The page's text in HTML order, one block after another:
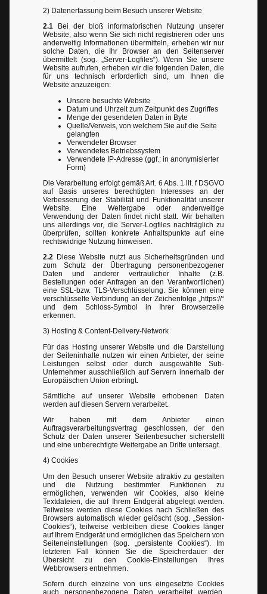
2) Datenerfassung beim Besuch unserer Website
2.1 Bei der bloß informatorischen Nutzung unserer
Website, also wenn Sie sich nicht registrieren oder uns
anderweitig Informationen übermitteln, erheben wir nur
solche Daten, die Ihr Browser an den Seitenserver
übermittelt (sog. „Server-Logfiles“). Wenn Sie unsere
Website aufrufen, erheben wir die folgenden Daten, die
für uns technisch erforderlich sind, um Ihnen die
Website anzuzeigen:
Unsere besuchte Website
Datum und Uhrzeit zum Zeitpunkt des Zugriffes
Menge der gesendeten Daten in Byte
Quelle/Verweis, von welchem Sie auf die Seite
gelangten
Verwendeter Browser
Verwendetes Betriebssystem
Verwendete IP-Adresse (ggf.: in anonymisierter
Form)
Die Verarbeitung erfolgt gemäß Art. 6 Abs. 1 lit. f DSGVO
auf Basis unseres berechtigten Interesses an der
Verbesserung der Stabilität und Funktionalität unserer
Website. Eine Weitergabe oder anderweitige
Verwendung der Daten findet nicht statt. Wir behalten
uns allerdings vor, die Server-Logfiles nachträglich zu
überprüfen, sollten konkrete Anhaltspunkte auf eine
rechtswidrige Nutzung hinweisen.
2.2 Diese Website nutzt aus Sicherheitsgründen und
zum Schutz der Übertragung personenbezogener
Daten und anderer vertraulicher Inhalte (z.B.
Bestellungen oder Anfragen an den Verantwortlichen)
eine SSL-bzw. TLS-Verschlüsselung. Sie können eine
verschlüsselte Verbindung an der Zeichenfolge „https://“
und dem Schloss-Symbol in Ihrer Browserzeile
erkennen.
3) Hosting & Content-Delivery-Network
Für das Hosting unserer Website und die Darstellung
der Seiteninhalte nutzen wir einen Anbieter, der seine
Leistungen selbst oder durch ausgewählte Sub-
Unternehmer ausschließlich auf Servern innerhalb der
Europäischen Union erbringt.
Sämtliche auf unserer Website erhobenen Daten
werden auf diesen Servern verarbeitet.
Wir haben mit dem Anbieter einen
Auftragsverarbeitungsvertrag geschlossen, der den
Schutz der Daten unserer Seitenbesucher sicherstellt
und eine unberechtigte Weitergabe an Dritte untersagt.
4) Cookies
Um den Besuch unserer Website attraktiv zu gestalten
und die Nutzung bestimmter Funktionen zu
ermöglichen, verwenden wir Cookies, also kleine
Textdateien, die auf Ihrem Endgerät abgelegt werden.
Teilweise werden diese Cookies nach Schließen des
Browsers automatisch wieder gelöscht (sog. „Session-
Cookies“), teilweise verbleiben diese Cookies länger
auf Ihrem Endgerät und ermöglichen das Speichern von
Seiteneinstellungen (sog. „persistente Cookies“). Im
letzteren Fall können Sie die Speicherdauer der
Übersicht zu den Cookie-Einstellungen Ihres
Webbrowsers entnehmen.
Sofern durch einzelne von uns eingesetzte Cookies
auch personenbezogene Daten verarbeitet werden,